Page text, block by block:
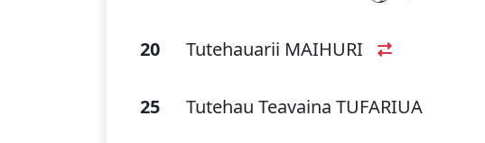
20 Tutehauarii MAIHURI
25 Tutehau Teavaina TUFARIUA